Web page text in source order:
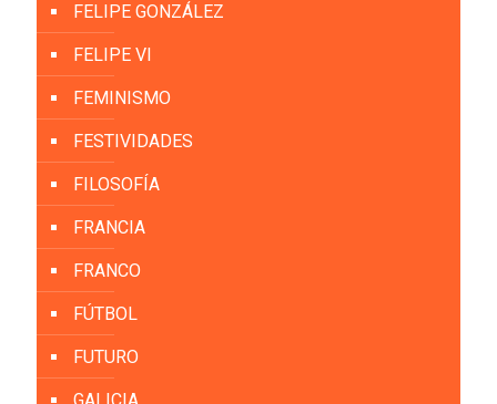
FELIPE GONZÁLEZ
FELIPE VI
FEMINISMO
FESTIVIDADES
FILOSOFÍA
FRANCIA
FRANCO
FÚTBOL
FUTURO